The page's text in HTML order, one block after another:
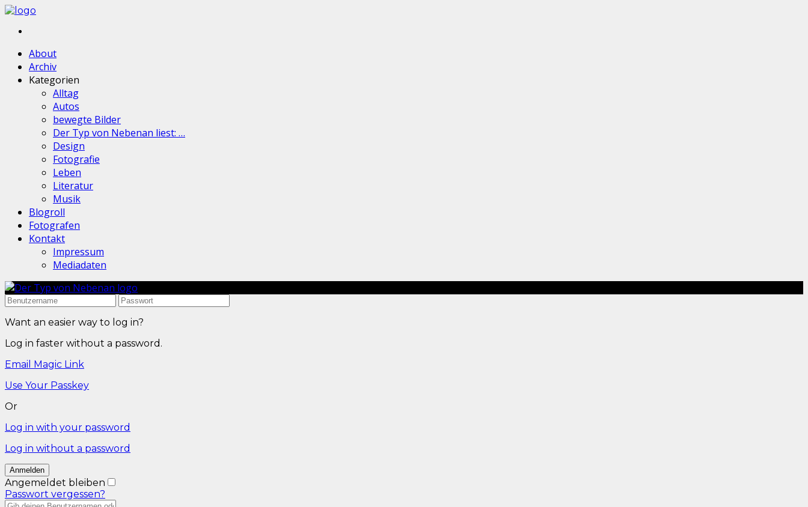
About
Archiv
Kategorien
Alltag
Autos
bewegte Bilder
Der Typ von Nebenan liest: …
Design
Fotografie
Leben
Literatur
Musik
Blogroll
Fotografen
Kontakt
Impressum
Mediadaten
Want an easier way to log in?
Log in faster without a password.
Email Magic Link
Use Your Passkey
Or
Log in with your password
Log in without a password
Angemeldet bleiben
Passwort vergessen?